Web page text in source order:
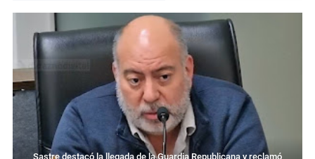
Sastre destacó la llegada de la Guardia Republicana y reclamó